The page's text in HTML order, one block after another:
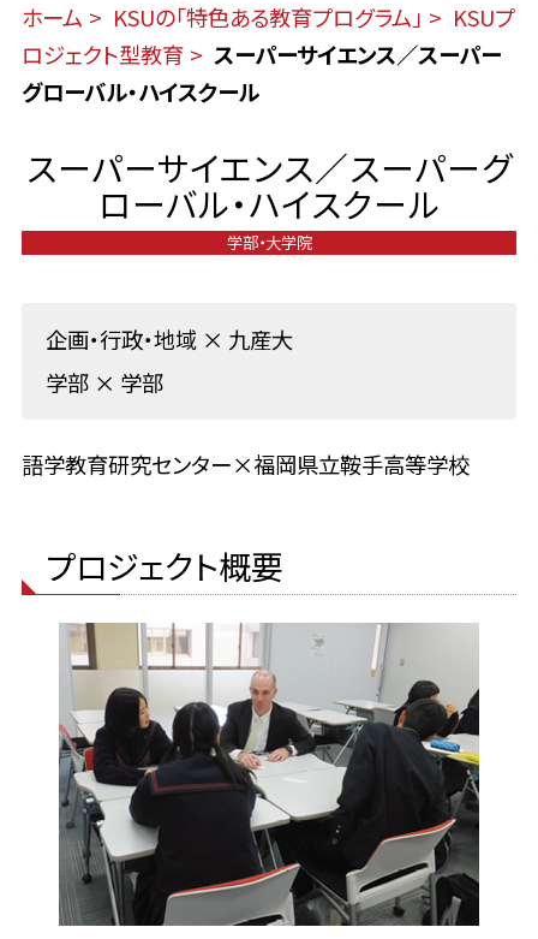
ホーム KSUの「特色ある教育プログラム」
KSUプ
ロジェクト型教育
スーパーサイエンス／スーパー
グローバル・ハイスクール
スーパーサイエンス／スーパーグ
ローバル・ハイスクール
学部・大学院
企画・行政・地域 × 九産大
学部 × 学部
語学教育研究センター×福岡県立鞍手高等学校
プロジェクト概要